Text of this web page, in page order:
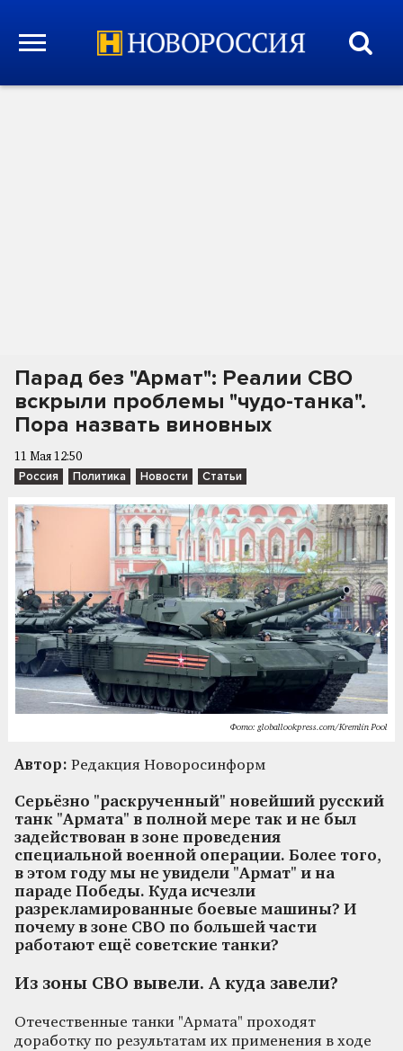
Парад без "Армат": Реалии СВО
вскрыли проблемы "чудо-танка".
Пора назвать виновных
11 Мая 12:50
Россия Политика Новости Статьи
Фото: globallookpress.com/Kremlin Pool
Автор: Редакция Новоросинформ
Серьёзно "раскрученный" новейший русский
танк "Армата" в полной мере так и не был
задействован в зоне проведения
специальной военной операции. Более того,
в этом году мы не увидели "Армат" и на
параде Победы. Куда исчезли
разрекламированные боевые машины? И
почему в зоне СВО по большей части
работают ещё советские танки?
Из зоны СВО вывели. А куда завели?
Отечественные танки "Армата" проходят
доработку по результатам их применения в ходе